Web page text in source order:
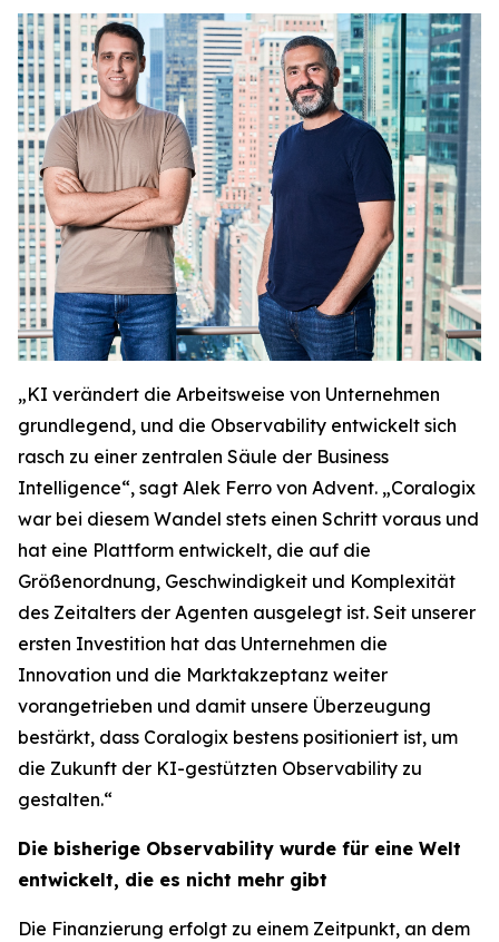
„KI verändert die Arbeitsweise von Unternehmen
grundlegend, und die Observability entwickelt sich
rasch zu einer zentralen Säule der Business
Intelligence“, sagt Alek Ferro von Advent. „Coralogix
war bei diesem Wandel stets einen Schritt voraus und
hat eine Plattform entwickelt, die auf die
Größenordnung, Geschwindigkeit und Komplexität
des Zeitalters der Agenten ausgelegt ist. Seit unserer
ersten Investition hat das Unternehmen die
Innovation und die Marktakzeptanz weiter
vorangetrieben und damit unsere Überzeugung
bestärkt, dass Coralogix bestens positioniert ist, um
die Zukunft der KI-gestützten Observability zu
gestalten.“
Die bisherige Observability wurde für eine Welt
entwickelt, die es nicht mehr gibt
Die Finanzierung erfolgt zu einem Zeitpunkt, an dem